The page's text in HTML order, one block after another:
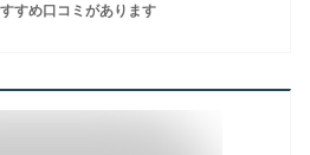
すめ口コミがあります